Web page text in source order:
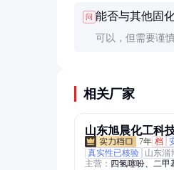
确保整个配方符
问 能否与其他固
可以，但需要谨
相关厂家
山东旭晨化工科
7年 档
真实性已核验
山东淄
主营： 四氢噻吩、二